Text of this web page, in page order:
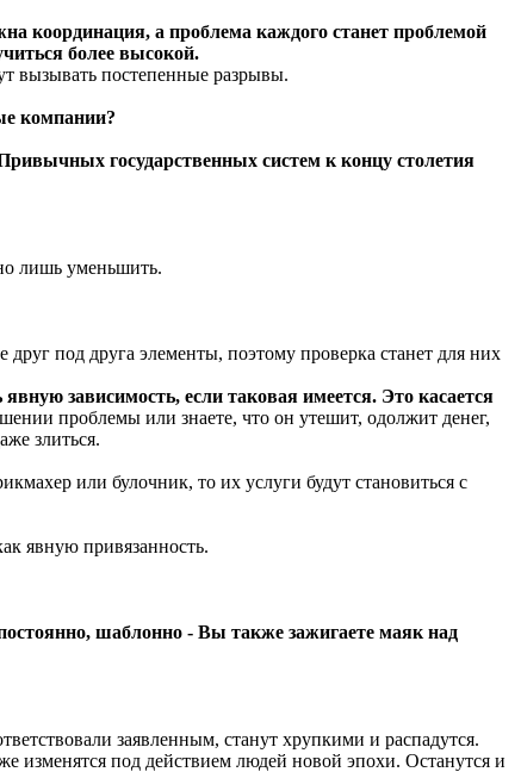
координация, а проблема каждого станет проблемой
более высокой.
вызывать постепенные разрывы.
компании?
государственных систем к концу столетия
лишь уменьшить.
под друга элементы, поэтому проверка станет для них
зависимость, если таковая имеется. Это касается
проблемы или знаете, что он утешит, одолжит денег,
злиться.
или булочник, то их услуги будут становиться с
явную привязанность.
шаблонно - Вы также зажигаете маяк над
заявленным, станут хрупкими и распадутся.
изменятся под действием людей новой эпохи. Останутся и